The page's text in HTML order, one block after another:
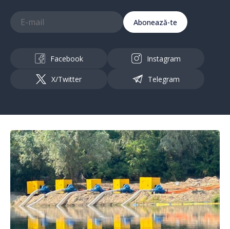
Abonează-te
Facebook Instagram
X/Twitter Telegram